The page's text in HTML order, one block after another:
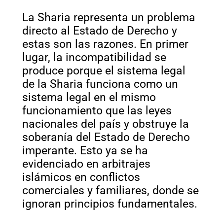
La Sharia representa un problema
directo al Estado de Derecho y
estas son las razones. En primer
lugar, la incompatibilidad se
produce porque el sistema legal
de la Sharia funciona como un
sistema legal en el mismo
funcionamiento que las leyes
nacionales del país y obstruye la
soberanía del Estado de Derecho
imperante. Esto ya se ha
evidenciado en arbitrajes
islámicos en conflictos
comerciales y familiares, donde se
ignoran principios fundamentales.